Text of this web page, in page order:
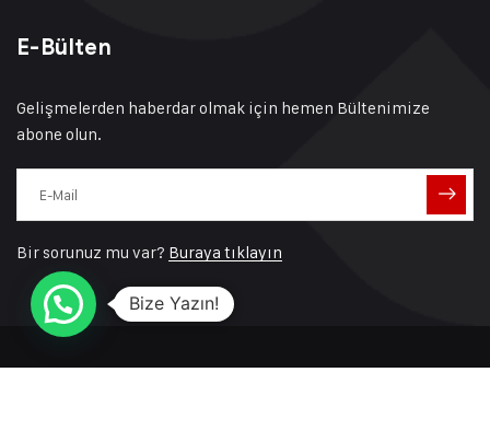
E-Bülten
Gelişmelerden haberdar olmak için hemen Bültenimize
abone olun.
Bir sorunuz mu var? Buraya tıklayın
Bize Yazın!